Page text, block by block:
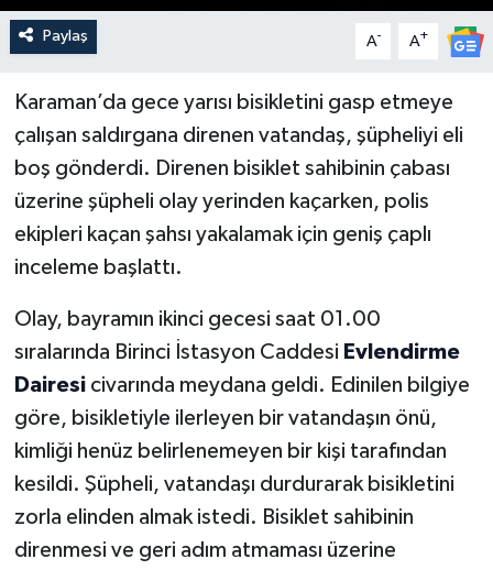
Paylaş A- A+
Karaman’da gece yarısı bisikletini gasp etmeye
çalışan saldırgana direnen vatandaş, şüpheliyi eli
boş gönderdi. Direnen bisiklet sahibinin çabası
üzerine şüpheli olay yerinden kaçarken, polis
ekipleri kaçan şahsı yakalamak için geniş çaplı
inceleme başlattı.
Olay, bayramın ikinci gecesi saat 01.00
sıralarında Birinci İstasyon Caddesi Evlendirme
Dairesi civarında meydana geldi. Edinilen bilgiye
göre, bisikletiyle ilerleyen bir vatandaşın önü,
kimliği henüz belirlenemeyen bir kişi tarafından
kesildi. Şüpheli, vatandaşı durdurarak bisikletini
zorla elinden almak istedi. Bisiklet sahibinin
direnmesi ve geri adım atmaması üzerine